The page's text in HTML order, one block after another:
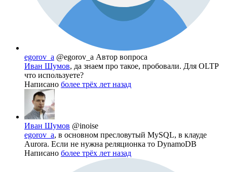
egorov_a @egorov_a Автор вопроса
Иван Шумов, да знаем про такое, пробовали. Для OLTP
что используете?
Написано более трёх лет назад
Иван Шумов @inoise
egorov_a, в основном пресловутый MySQL, в клауде
Aurora. Если не нужна реляционка то DynamoDB
Написано более трёх лет назад